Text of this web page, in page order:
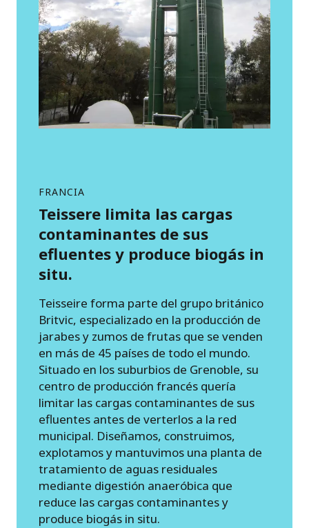
FRANCIA
Teissere limita las cargas
contaminantes de sus
efluentes y produce biogás in
situ.
Teisseire forma parte del grupo británico
Britvic, especializado en la producción de
jarabes y zumos de frutas que se venden
en más de 45 países de todo el mundo.
Situado en los suburbios de Grenoble, su
centro de producción francés quería
limitar las cargas contaminantes de sus
efluentes antes de verterlos a la red
municipal. Diseñamos, construimos,
explotamos y mantuvimos una planta de
tratamiento de aguas residuales
mediante digestión anaeróbica que
reduce las cargas contaminantes y
produce biogás in situ.